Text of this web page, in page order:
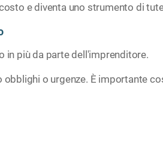
e diventa uno strumento di
in più da parte dell'imprenditore.
o urgenze. È importante